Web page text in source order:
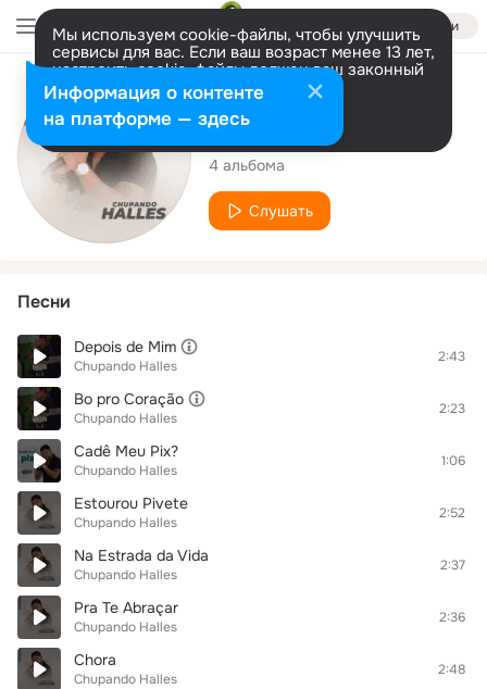
Войти
Мы используем cookie-файлы, чтобы улучшить
сервисы для вас. Если ваш возраст менее 13 лет,
настроить cookie-файлы должен ваш законный
представитель. Больше информации
Разрешить все Настроить
Исполнитель
Chupando Halles
4 альбома
Слушать
Песни
Depois de Mim
Chupando Halles
2:43
Bo pro Coração
Chupando Halles
2:23
Cadê Meu Pix?
Chupando Halles
1:06
Estourou Pivete
Chupando Halles
2:52
Na Estrada da Vida
Chupando Halles
2:37
Pra Te Abraçar
Chupando Halles
2:36
Chora
Chupando Halles
2:48
Информация о контенте
на платформе — здесь